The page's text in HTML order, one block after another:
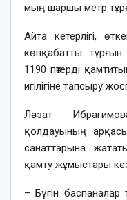
мың шаршы метр
Айта кетерлігі,
көпқабатты
1190 пәтерді
игілігіне тапсыру
Ләззат
қолдауының
санаттарына
қамту жұмыстары
– Бүгін